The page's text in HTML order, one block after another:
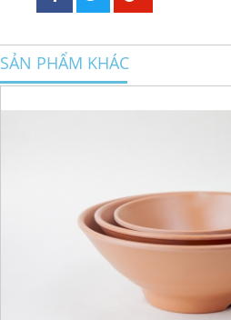
SẢN PHẨM KHÁC